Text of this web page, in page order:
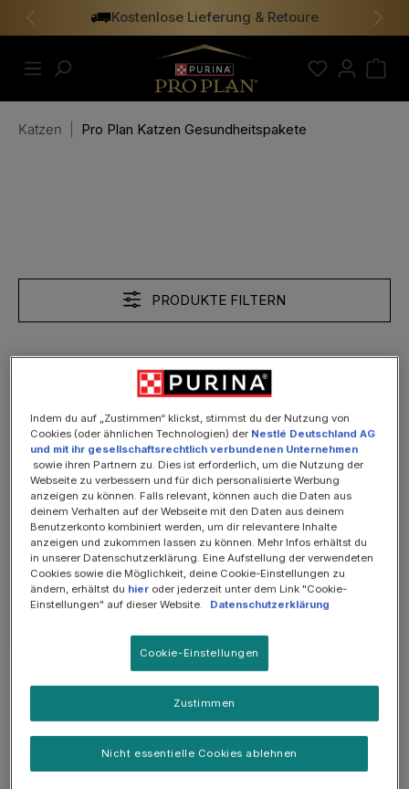
springen Kostenlose Lieferung & Retoure
Vorheriges
Katzen Pro Plan Katzen Gesundheitspakete
PRODUKTE FILTERN
SOMMER-SALE: 25%
Gesundheitspaket zur Unterstützung des Magen-Darm-
Traktes
EN Gastroenterologie, Gesundheitspaket Katze
zur Unterstützung des Magen-Darm-Traktes
Indem du auf „Zustimmen“ klickst, stimmst du der Nutzung von
Cookies (oder ähnlichen Technologien) der Nestlé Deutschland AG
und mit ihr gesellschaftsrechtlich verbundenen Unternehmen
sowie ihren Partnern zu. Dies ist erforderlich, um die Nutzung der
Webseite zu verbessern und für dich personalisierte Werbung
anzeigen zu können. Falls relevant, können auch die Daten aus
deinem Verhalten auf der Webseite mit den Daten aus deinem
Benutzerkonto kombiniert werden, um dir relevantere Inhalte
anzeigen und zukommen lassen zu können. Mehr Infos erhältst du
in unserer Datenschutzerklärung. Eine Aufstellung der verwendeten
Cookies sowie die Möglichkeit, deine Cookie-Einstellungen zu
ändern, erhältst du hier oder jederzeit unter dem Link "Cookie-
Einstellungen" auf dieser Website.
Datenschutzerklärung
Cookie-Einstellungen
Nicht essentielle Cookies ablehnen
Zustimmen